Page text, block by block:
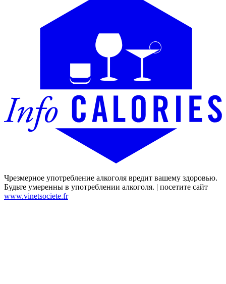
Чрезмерное употребление алкоголя вредит вашему здоровью.
Будьте умеренны в употреблении алкоголя. | посетите сайт
www.vinetsociete.fr